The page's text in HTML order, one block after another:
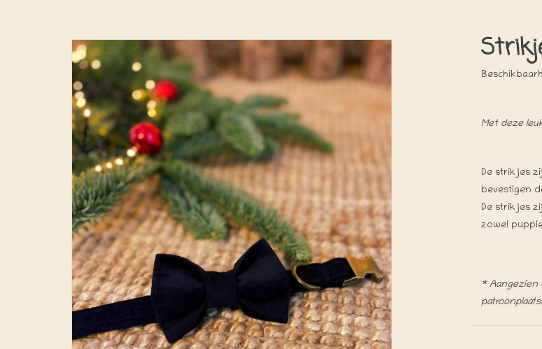
Met deze
De strikjes
bevestigen
De strikjes
zowel
* Aangezien